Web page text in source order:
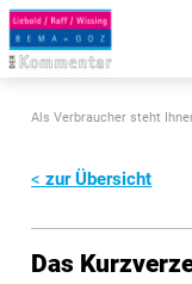
Als Verbraucher steht
zur Übersicht
Das